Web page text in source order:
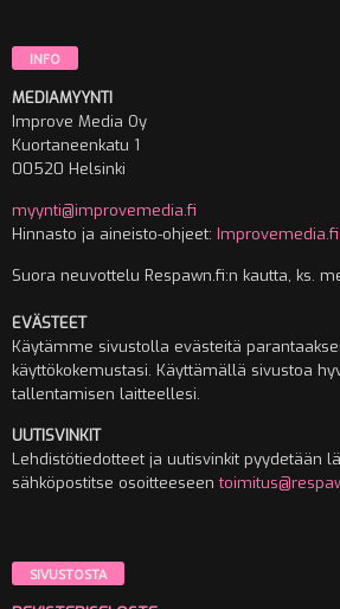
INFO
MEDIAMYYNTI
Improve Media Oy
Kuortaneenkatu 1
00520 Helsinki
myynti@improvemedia.fi
Hinnasto ja aineisto-ohjeet: Improvemedia.fi
Suora neuvottelu Respawn.fi:n kautta, ks.
EVÄSTEET
Käytämme sivustolla evästeitä
käyttökokemustasi. Käyttämällä sivustoa
tallentamisen laitteellesi.
UUTISVINKIT
Lehdistötiedotteet ja uutisvinkit pyydetään
sähköpostitse osoitteeseen
SIVUSTOSTA